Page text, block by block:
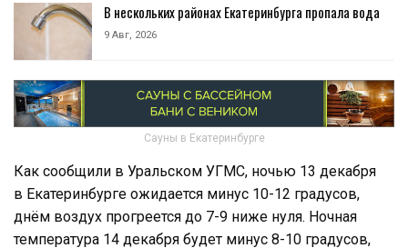
В нескольких районах Екатеринбурга пропала вода
9 Авг, 2026
Сауны в Екатеринбурге
Как сообщили в Уральском УГМС, ночью 13 декабря
в Екатеринбурге ожидается минус 10-12 градусов,
днём воздух прогреется до 7-9 ниже нуля. Ночная
температура 14 декабря будет минус 8-10 градусов,